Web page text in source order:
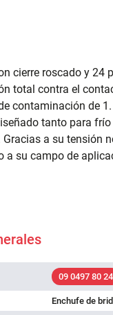
cierre roscado y
total contra el
contaminación de
tanto para
a su tensión
a su campo de
09 0497 80 24
Enchufe de